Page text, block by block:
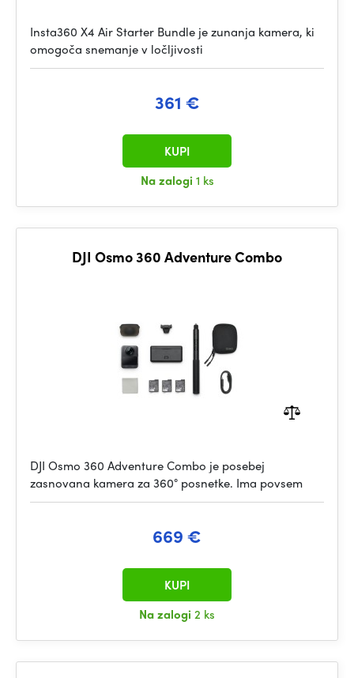
Insta360 X4 Air Starter Bundle je zunanja kamera, ki
omogoča snemanje v ločljivosti
361 €
Na zalogi 1 ks
KUPI
DJI Osmo 360 Adventure Combo
DJI Osmo 360 Adventure Combo je posebej
zasnovana kamera za 360° posnetke. Ima povsem
669 €
Na zalogi 2 ks
KUPI